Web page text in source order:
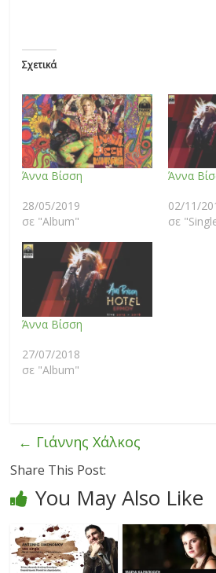
Σχετικά
Άννα Βίσση
28/05/2019
σε "Album"
Άννα
02/11/
σε
Άννα Βίσση
27/07/2018
σε "Album"
← Γιάννης Χάλκος
Share This Post:
You May Also Like